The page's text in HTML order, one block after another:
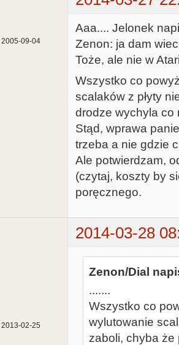
2005-09-04
Aaa.... Jelonek
Zenon: ja dam
Toże, ale nie w
Wszystko co
scalaków z płyty
drodze wychyla co
Stąd, wprawa
trzeba a nie gdzie
Ale potwierdzam,
(czytaj, koszty by
poręcznego.
2014-03-28
2013-02-25
Zenon/Dial
.......
Wszystko co
wylutowanie
zaboli, chyba że